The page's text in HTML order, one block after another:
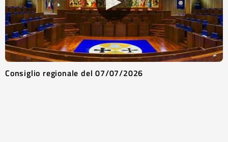
Consiglio regionale del 07/07/2026